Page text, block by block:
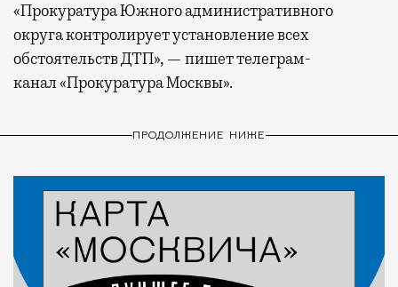
«Прокуратура Южного административного
округа контролирует установление всех
обстоятельств ДТП», — пишет телеграм-
канал «Прокуратура Москвы».
ПРОДОЛЖЕНИЕ НИЖЕ